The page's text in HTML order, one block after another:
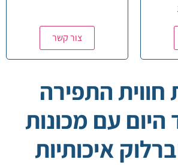
צור קשר
התפירה
עם מכונות
איכותיות